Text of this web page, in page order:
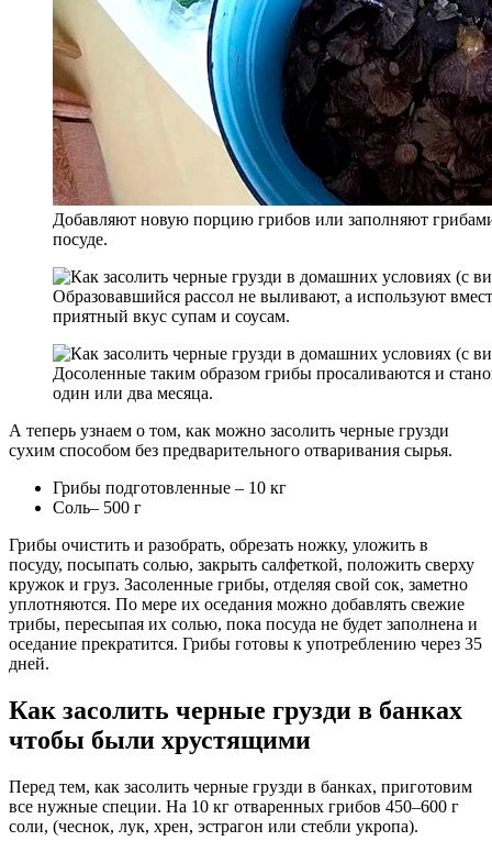
Добавляют новую порцию грибов или заполняют
посуде.
Образовавшийся рассол не выливают, а используют
приятный вкус супам и соусам.
Досоленные таким образом грибы просаливаются и
один или два месяца.
А теперь узнаем о том, как можно засолить черные грузди
сухим способом без предварительного отваривания сырья.
Грибы подготовленные – 10 кг
Соль– 500 г
Грибы очистить и разобрать, обрезать ножку, уложить в
посуду, посыпать солью, закрыть салфеткой, положить сверху
кружок и груз. Засоленные грибы, отделяя свой сок, заметно
уплотняются. По мере их оседания можно добавлять свежие
трибы, пересыпая их солью, пока посуда не будет заполнена и
оседание прекратится. Грибы готовы к употреблению через 35
дней.
Как засолить черные грузди в банках
чтобы были хрустящими
Перед тем, как засолить черные грузди в банках, приготовим
все нужные специи. На 10 кг отваренных грибов 450–600 г
соли, (чеснок, лук, хрен, эстрагон или стебли укропа).